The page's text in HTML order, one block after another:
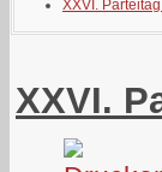
XXVI.
XXVI.